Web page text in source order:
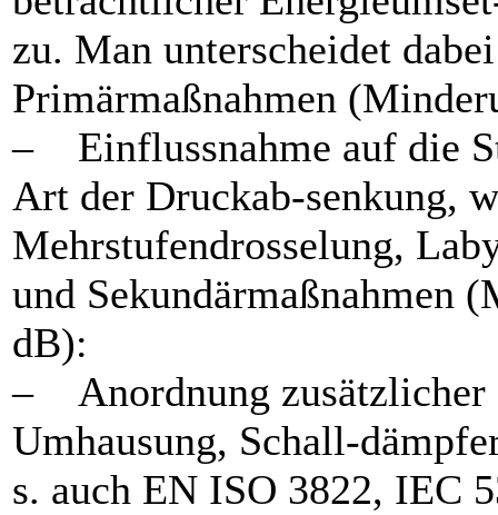
zu. Man unterscheidet
Primärmaßnahmen
– Einflussnahme auf die
Art der Druckab-senkung,
Mehrstufendrosselung,
und Sekundärmaßnahmen
dB):
– Anordnung zusätzlicher
Umhausung, Schall-
s. auch EN ISO 3822, IEC